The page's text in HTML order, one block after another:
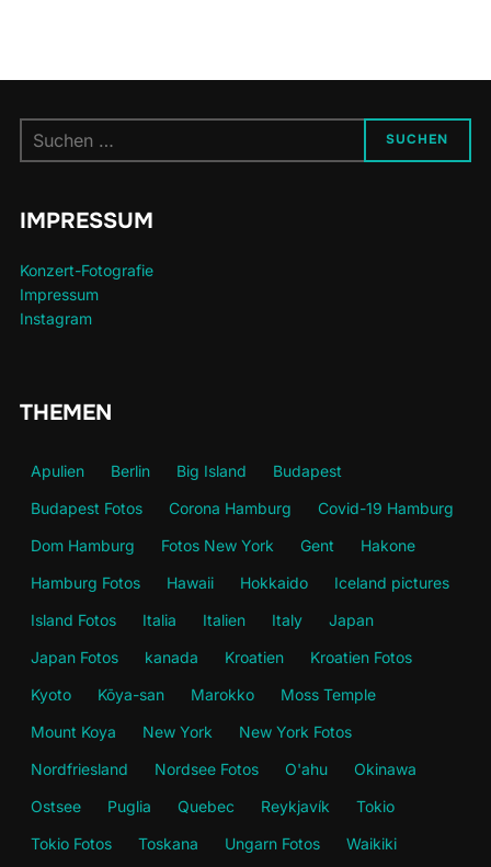
nach:
SUCHEN
IMPRESSUM
Konzert-Fotografie
Impressum
Instagram
THEMEN
Apulien Berlin Big Island
Budapest
Budapest Fotos
Corona Hamburg
Covid-19 Hamburg
Dom Hamburg
Fotos New York Gent
Hakone
Hamburg Fotos
Hawaii Hokkaido
Iceland pictures
Island Fotos
Italia Italien Italy
Japan
Japan Fotos
kanada Kroatien
Kroatien Fotos
Kyoto
Kōya-san Marokko
Moss Temple
Mount Koya
New York
New York Fotos
Nordfriesland
Nordsee Fotos O'ahu
Okinawa
Ostsee
Puglia Quebec Reykjavík
Tokio
Tokio Fotos
Toskana Ungarn Fotos Waikiki